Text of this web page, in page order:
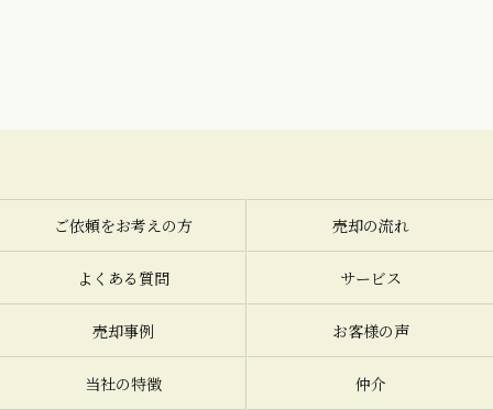
ご依頼をお考えの方 売却の流れ
よくある質問 サービス
売却事例 お客様の声
当社の特徴 仲介